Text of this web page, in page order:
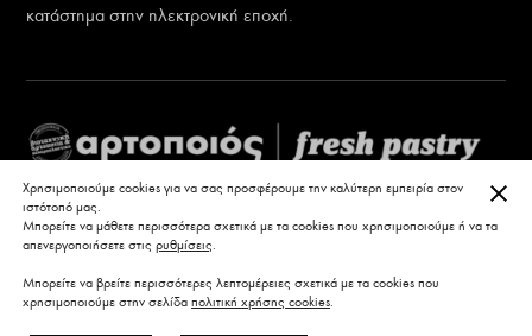
κατάστημα στην ηλεκτρονική εποχή.
Χρησιμοποιούμε cookies για να σας προσφέρουμε την καλύτερη εμπειρία στον
ιστότοπό μας.
Μπορείτε να μάθετε περισσότερα σχετικά με τα cookies που χρησιμοποιούμε ή να τα
απενεργοποιήσετε στις ρυθμίσεις.
Μπορείτε να βρείτε περισσότερες λεπτομέρειες σχετικά με τα cookies που
χρησιμοποιούμε στην σελίδα πολιτική χρήσης cookies.